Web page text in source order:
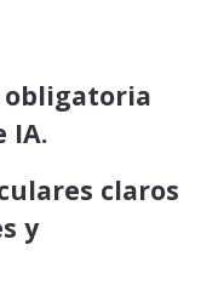
obligatoria
IA.
claros
y